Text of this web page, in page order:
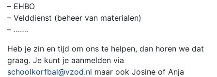
– EHBO
– Velddienst (beheer van materialen)
– …….
Heb je zin en tijd om ons te helpen, dan horen we dat
graag. Je kunt je aanmelden via
schoolkorfbal@vzod.nl maar ook Josine of Anja